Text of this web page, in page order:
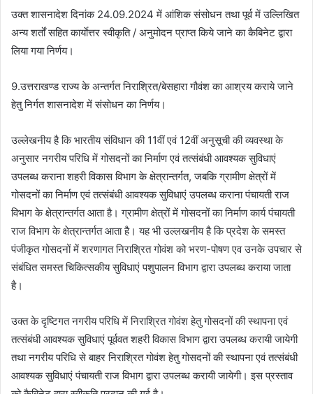
उक्त शासनादेश दिनांक 24.09.2024 में आंशिक संसोधन तथा पूर्व में उल्लिखित
अन्य शर्तों सहित कार्याेत्तर स्वीकृति / अनुमोदन प्राप्त किये जाने का कैबिनेट द्वारा
लिया गया निर्णय।
9.उत्तराखण्ड राज्य के अन्तर्गत निराश्रित/बेसहारा गौवंश का आश्रय कराये जाने
हेतु निर्गत शासनादेश में संसोधन का निर्णय।
उल्लेखनीय है कि भारतीय संविधान की 11वीं एवं 12वीं अनुसूची की व्यवस्था के
अनुसार नगरीय परिधि में गोसदनों का निर्माण एवं तत्संबंधी आवश्यक सुविधाएं
उपलब्ध कराना शहरी विकास विभाग के क्षेत्रान्तर्गत, जबकि ग्रामीण क्षेत्रों में
गोसदनों का निर्माण एवं तत्संबंधी आवश्यक सुविधाएं उपलब्ध कराना पंचायती राज
विभाग के क्षेत्रान्तर्गत आता है। ग्रामीण क्षेत्रों में गोसदनों का निर्माण कार्य पंचायती
राज विभाग के क्षेत्रान्तर्गत आता है। यह भी उल्लखनीय है कि प्रदेश के समस्त
पंजीकृत गोसदनों में शरणागत निराश्रित गोवंश को भरण-पोषण एव उनके उपचार से
संबंधित समस्त चिकित्सकीय सुविधाएं पशुपालन विभाग द्वारा उपलब्ध कराया जाता
है।
उक्त के दृष्टिगत नगरीय परिधि में निराश्रित गोवंश हेतु गोसदनों की स्थापना एवं
तत्संबंधी आवश्यक सुविधाएं पूर्ववत शहरी विकास विभाग द्वारा उपलब्ध करायी जायेगी
तथा नगरीय परिधि से बाहर निराश्रित गोवंश हेतु गोसदनों की स्थापना एवं तत्संबंधी
आवश्यक सुविधाएं पंचायती राज विभाग द्वारा उपलब्ध करायी जायेगी। इस प्रस्ताव